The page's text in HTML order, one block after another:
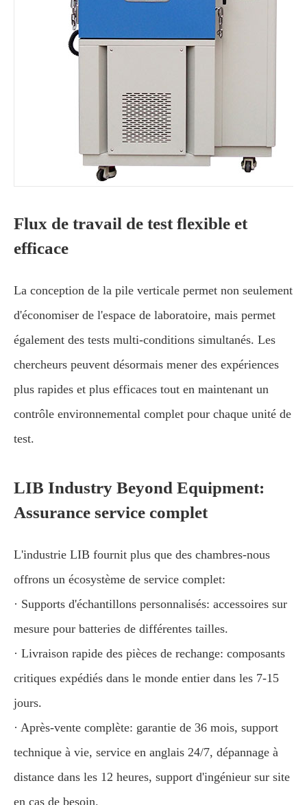
Flux de travail de test flexible et
efficace
La conception de la pile verticale permet non seulement
d'économiser de l'espace de laboratoire, mais permet
également des tests multi-conditions simultanés. Les
chercheurs peuvent désormais mener des expériences
plus rapides et plus efficaces tout en maintenant un
contrôle environnemental complet pour chaque unité de
test.
LIB Industry Beyond Equipment:
Assurance service complet
L'industrie LIB fournit plus que des chambres-nous
offrons un écosystème de service complet:
· Supports d'échantillons personnalisés: accessoires sur
mesure pour batteries de différentes tailles.
· Livraison rapide des pièces de rechange: composants
critiques expédiés dans le monde entier dans les 7-15
jours.
· Après-vente complète: garantie de 36 mois, support
technique à vie, service en anglais 24/7, dépannage à
distance dans les 12 heures, support d'ingénieur sur site
en cas de besoin.